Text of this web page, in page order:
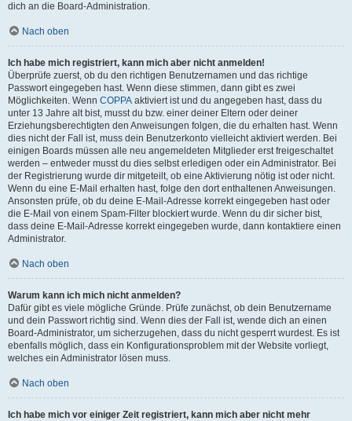
dich an die Board-Administration.
Nach oben
Ich habe mich registriert, kann mich aber nicht anmelden!
Überprüfe zuerst, ob du den richtigen Benutzernamen und das richtige
Passwort eingegeben hast. Wenn diese stimmen, dann gibt es zwei
Möglichkeiten. Wenn COPPA aktiviert ist und du angegeben hast, dass du
unter 13 Jahre alt bist, musst du bzw. einer deiner Eltern oder deiner
Erziehungsberechtigten den Anweisungen folgen, die du erhalten hast. Wenn
dies nicht der Fall ist, muss dein Benutzerkonto vielleicht aktiviert werden. Bei
einigen Boards müssen alle neu angemeldeten Mitglieder erst freigeschaltet
werden – entweder musst du dies selbst erledigen oder ein Administrator. Bei
der Registrierung wurde dir mitgeteilt, ob eine Aktivierung nötig ist oder nicht.
Wenn du eine E-Mail erhalten hast, folge den dort enthaltenen Anweisungen.
Ansonsten prüfe, ob du deine E-Mail-Adresse korrekt eingegeben hast oder
die E-Mail von einem Spam-Filter blockiert wurde. Wenn du dir sicher bist,
dass deine E-Mail-Adresse korrekt eingegeben wurde, dann kontaktiere einen
Administrator.
Nach oben
Warum kann ich mich nicht anmelden?
Dafür gibt es viele mögliche Gründe. Prüfe zunächst, ob dein Benutzername
und dein Passwort richtig sind. Wenn dies der Fall ist, wende dich an einen
Board-Administrator, um sicherzugehen, dass du nicht gesperrt wurdest. Es ist
ebenfalls möglich, dass ein Konfigurationsproblem mit der Website vorliegt,
welches ein Administrator lösen muss.
Nach oben
Ich habe mich vor einiger Zeit registriert, kann mich aber nicht mehr